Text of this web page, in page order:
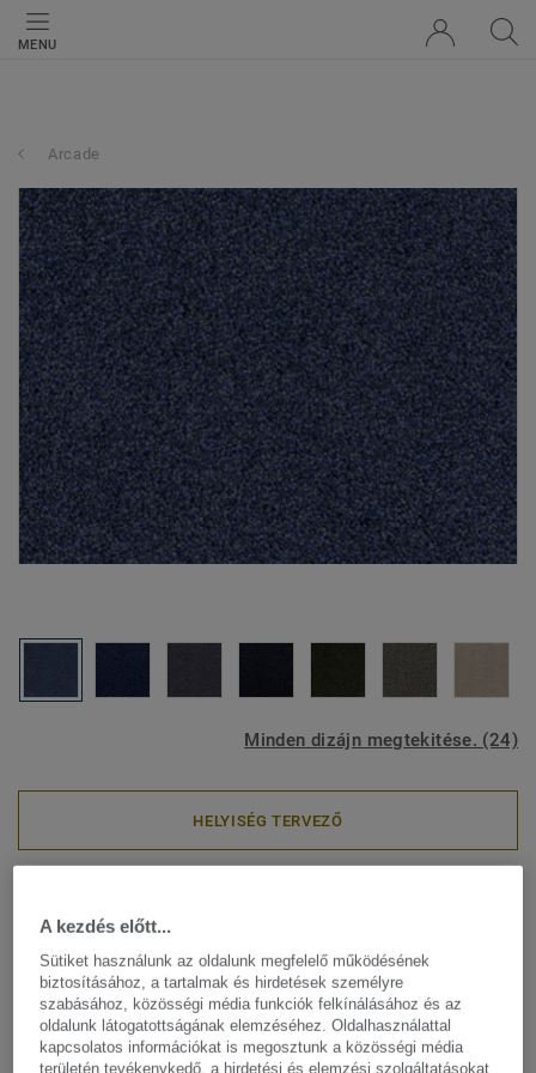
MENU
Arcade
Minden dizájn megtekitése. (24)
HELYISÉG TERVEZŐ
Arcade - Arcade B023 8802
A DESSO Arcade egyedi textiltermék gazdagabbá és
nagyszerűbbé tesz minden irodai környezetet. Az extra
A kezdés előtt...
Sütiket használunk az oldalunk megfelelő működésének
biztosításához, a tartalmak és hirdetések személyre
szabásához, közösségi média funkciók felkínálásához és az
oldalunk látogatottságának elemzéséhez. Oldalhasználattal
kapcsolatos információkat is megosztunk a közösségi média
területén tevékenykedő, a hirdetési és elemzési szolgáltatásokat